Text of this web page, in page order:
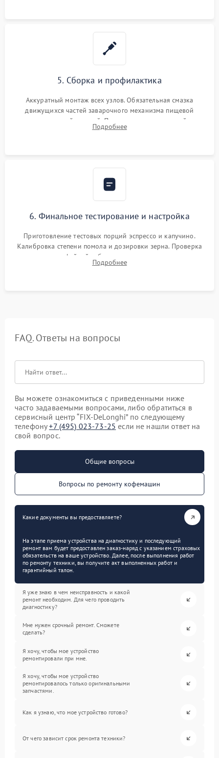
5. Сборка и профилактика
Аккуратный монтаж всех узлов. Обязательная смазка
движущихся частей заварочного механизма пищевой
силиконовой смазкой. Проведение программной
декальцинации и очистки системы от кофейных масел.
Подробнее
6. Финальное тестирование и настройка
Приготовление тестовых порций эспрессо и капучино.
Калибровка степени помола и дозировки зерна. Проверка
плотности кофейной таблетки, температуры напитка и
качества молочной пены. Контроль отсутствия посторонних
Подробнее
FAQ. Ответы на вопросы
Вы можете ознакомиться с приведенными ниже
часто задаваемыми вопросами, либо обратиться в
сервисный центр “FIX-DeLonghi” по следующему
телефону+7 (495) 023-73-25 если не нашли ответ на
свой вопрос.
Общие вопросы
Вопросы по ремонту кофемашин
Какие документы вы предоставляете?
На этапе приема устройства на диагностику и последующий
ремонт вам будет предоставлен заказ-наряд с указанием страховых
обязательств на ваше устройство. Далее, после выполнения работ
по ремонту техники, вы получите акт выполненных работ и
гарантийный талон.
Я уже знаю в чем неисправность и какой
ремонт необходим. Для чего проводить
диагностику?
Мне нужен срочный ремонт. Сможете
сделать?
Я хочу, чтобы мое устройство
ремонтировали при мне.
Я хочу, чтобы мое устройство
ремонтировалось только оригинальными
запчастями.
Как я узнаю, что мое устройство готово?
От чего зависит срок ремонта техники?